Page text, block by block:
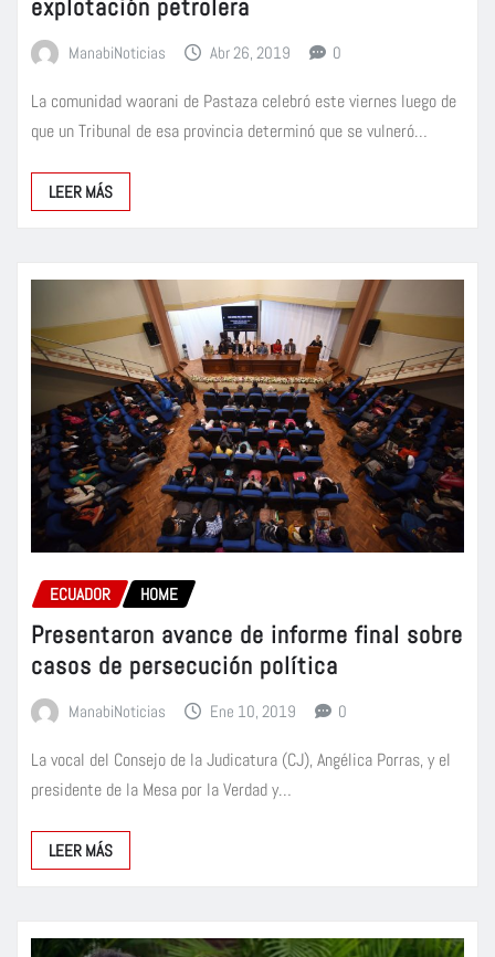
explotación petrolera
ManabiNoticias Abr 26, 2019 0
La comunidad waorani de Pastaza celebró este viernes luego de
que un Tribunal de esa provincia determinó que se vulneró…
LEER MÁS
ECUADOR HOME
Presentaron avance de informe final sobre
casos de persecución política
ManabiNoticias Ene 10, 2019 0
La vocal del Consejo de la Judicatura (CJ), Angélica Porras, y el
presidente de la Mesa por la Verdad y…
LEER MÁS